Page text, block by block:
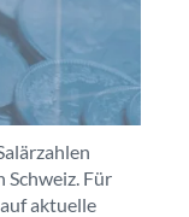
Schweiz. Für
aktuelle